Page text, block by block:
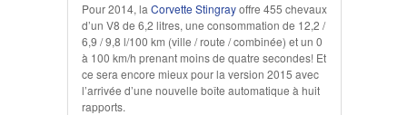
Pour 2014, la Corvette Stingrayoffre 455 chevaux
d’un V8 de 6,2 litres, une consommation de 12,2 /
6,9 / 9,8 l/100 km (ville / route / combinée) et un 0
à 100 km/h prenant moins de quatre secondes! Et
ce sera encore mieux pour la version 2015 avec
l’arrivée d’une nouvelle boîte automatique à huit
rapports.